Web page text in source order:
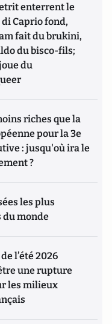
enterrent le
Caprio fond,
fait du brukini,
du bisco-fils;
du
riches que la
pour la 3e
: jusqu'où ira le
?
les plus
du monde
l’été 2026
une rupture
les milieux